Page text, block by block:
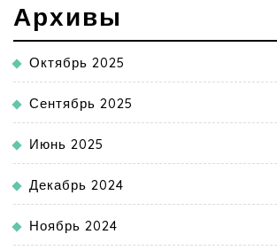
Архивы
Октябрь 2025
Сентябрь 2025
Июнь 2025
Декабрь 2024
Ноябрь 2024